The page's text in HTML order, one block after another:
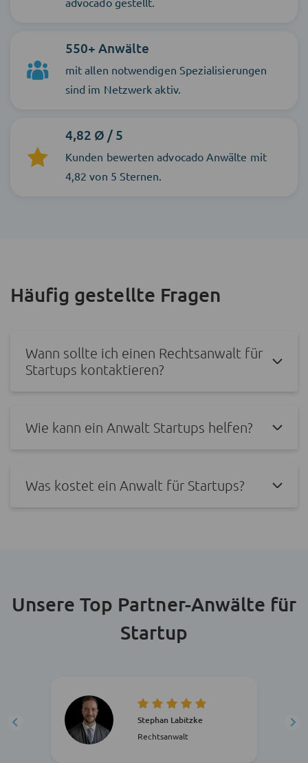
550+ Anwälte
mit allen notwendigen Spezialisierungen
sind im Netzwerk aktiv.
4,82 Ø / 5
Kunden bewerten advocado Anwälte mit
4,82 von 5 Sternen.
Häufig gestellte Fragen
Wann sollte ich einen Rechtsanwalt für
Startups kontaktieren?
Wie kann ein Anwalt Startups helfen?
Was kostet ein Anwalt für Startups?
Unsere Top Partner-Anwälte für
Startup
Stephan Labitzke
Rechtsanwalt